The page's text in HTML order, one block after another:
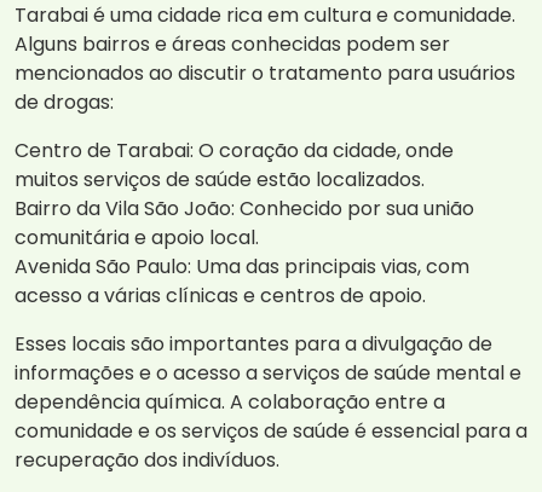
Tarabai é uma cidade rica em cultura e comunidade.
Alguns bairros e áreas conhecidas podem ser
mencionados ao discutir o tratamento para usuários
de drogas:
Centro de Tarabai: O coração da cidade, onde
muitos serviços de saúde estão localizados.
Bairro da Vila São João: Conhecido por sua união
comunitária e apoio local.
Avenida São Paulo: Uma das principais vias, com
acesso a várias clínicas e centros de apoio.
Esses locais são importantes para a divulgação de
informações e o acesso a serviços de saúde mental e
dependência química. A colaboração entre a
comunidade e os serviços de saúde é essencial para a
recuperação dos indivíduos.